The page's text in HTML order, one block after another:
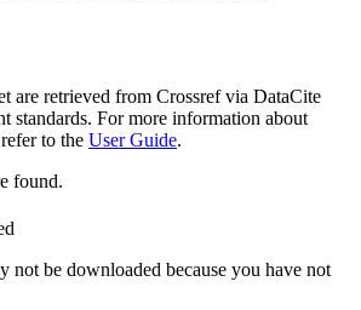
are retrieved from Crossref via DataCite
standards. For more information about
to the User Guide.
found.
not be downloaded because you have not